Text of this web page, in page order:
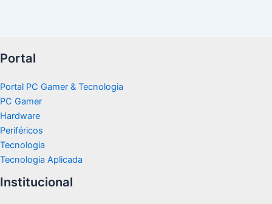
Portal
Portal PC Gamer & Tecnologia
PC Gamer
Hardware
Periféricos
Tecnologia
Tecnologia Aplicada
Institucional